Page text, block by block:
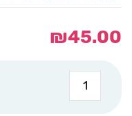
₪45.00
כמות
של
קפוצ'ון